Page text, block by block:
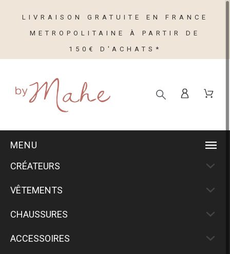
LIVRAISON GRATUITE EN FRANCE
METROPOLITAINE À PARTIR DE
150€ D'ACHATS*
MENU
CRÉATEURS
VÊTEMENTS
CHAUSSURES
ACCESSOIRES